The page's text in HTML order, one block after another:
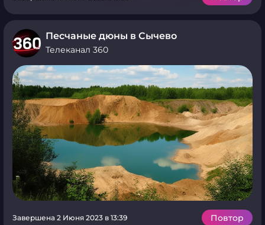
Песчаные дюны в Сычево
Телеканал 360
Завершена 2 Июня 2023 в 13:39 Повтор